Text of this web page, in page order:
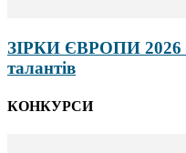
ЗІРКИ ЄВРОПИ 2026
талантів
КОНКУРСИ